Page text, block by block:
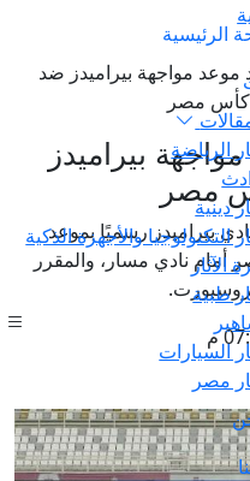
الرئيسية
الرياضة
دينية
التكنولوجيا والأجهزة الذكية
الآثار
طبية
السيارات
مصر
موعد مواجهة بيراميدز ضد
كأس مصر
بيراميدز
مصر
بيراميدز رسميًا بموعد
كأس مصر أمام نادي مسار، والمقرر